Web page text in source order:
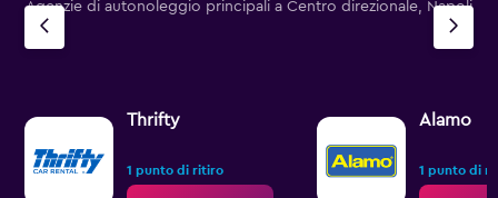
Agenzie di autonoleggio principali a Centro direzionale, Napoli
Thrifty
1 punto di ritiro
Alamo
1 punto di